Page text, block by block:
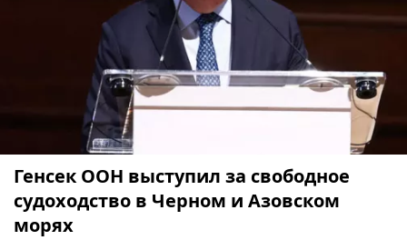
Генсек ООН выступил за свободное
судоходство в Черном и Азовском
морях